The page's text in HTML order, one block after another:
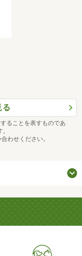
る
ることを表すものであ
わせください。